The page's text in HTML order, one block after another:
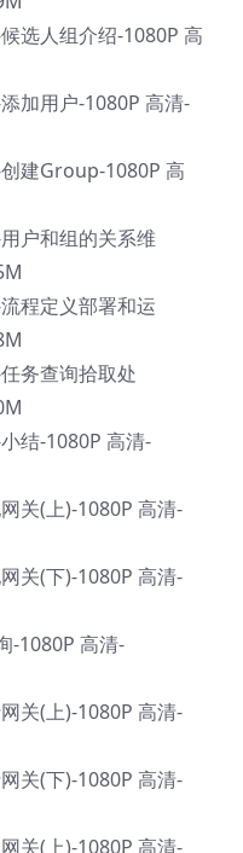
选人组介绍-1080P 高
加用户-1080P 高清-
建Group-1080P 高
户和组的关系维
程定义部署和运
务查询拾取处
结-1080P 高清-
关(上)-1080P 高清-
关(下)-1080P 高清-
-1080P 高清-
关(上)-1080P 高清-
关(下)-1080P 高清-
关(上)-1080P 高清-